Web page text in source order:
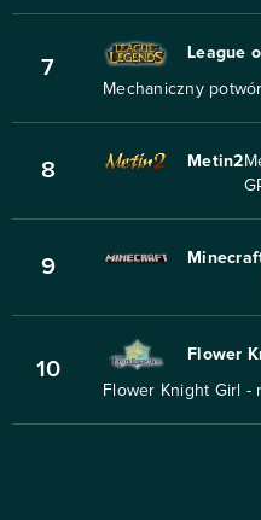
7
League
Mechaniczny
8 Metin2
9
10
Flower
Flower Knight Girl -